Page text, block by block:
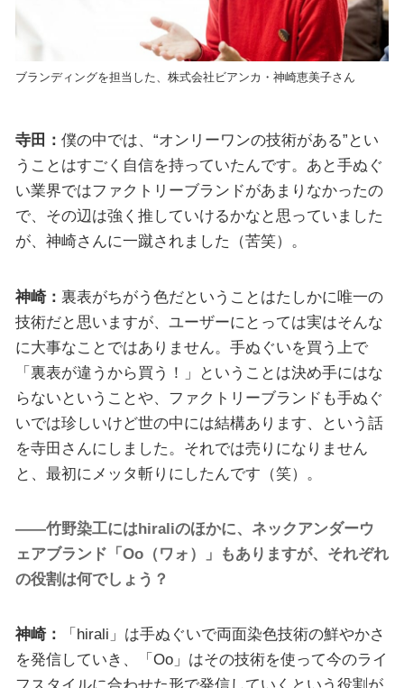
ブランディングを担当した、株式会社ビアンカ・神崎恵美子さん
寺田： 僕の中では、“オンリーワンの技術がある”とい
うことはすごく自信を持っていたんです。あと手ぬぐ
い業界ではファクトリーブランドがあまりなかったの
で、その辺は強く推していけるかなと思っていました
が、神崎さんに一蹴されました（苦笑）。
神崎： 裏表がちがう色だということはたしかに唯一の
技術だと思いますが、ユーザーにとっては実はそんな
に大事なことではありません。手ぬぐいを買う上で
「裏表が違うから買う！」ということは決め手にはな
らないということや、ファクトリーブランドも手ぬぐ
いでは珍しいけど世の中には結構あります、という話
を寺田さんにしました。それでは売りになりません
と、最初にメッタ斬りにしたんです（笑）。
――竹野染工にはhiraliのほかに、ネックアンダーウ
ェアブランド「Oo（ワォ）」もありますが、それぞれ
の役割は何でしょう？
神崎：
「hirali」は手ぬぐいで両面染色技術の鮮やかさ
を発信していき、「Oo」はその技術を使って今のライ